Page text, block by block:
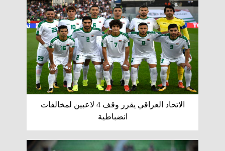
الاتحاد العراقي يقرر وقف 4 لاعبين لمخالفات
انضباطية